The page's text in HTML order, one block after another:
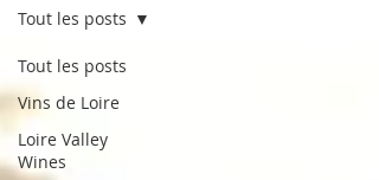
Tout les posts
Vins de Loire
Loire Valley
Wines
Tout les posts